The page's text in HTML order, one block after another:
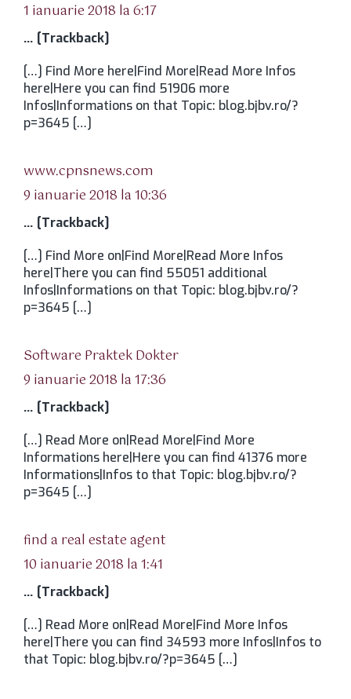
1 ianuarie 2018 la 6:17
… [Trackback]
[…] Find More here|Find More|Read More Infos
here|Here you can find 51906 more
Infos|Informations on that Topic: blog.bjbv.ro/?
p=3645 […]
www.cpnsnews.com
9 ianuarie 2018 la 10:36
… [Trackback]
[…] Find More on|Find More|Read More Infos
here|There you can find 55051 additional
Infos|Informations on that Topic: blog.bjbv.ro/?
p=3645 […]
Software Praktek Dokterspune:
9 ianuarie 2018 la 17:36
… [Trackback]
[…] Read More on|Read More|Find More
Informations here|Here you can find 41376 more
Informations|Infos to that Topic: blog.bjbv.ro/?
p=3645 […]
find a real estate agent
10 ianuarie 2018 la 1:41
… [Trackback]
[…] Read More on|Read More|Find More Infos
here|There you can find 34593 more Infos|Infos to
that Topic: blog.bjbv.ro/?p=3645 […]